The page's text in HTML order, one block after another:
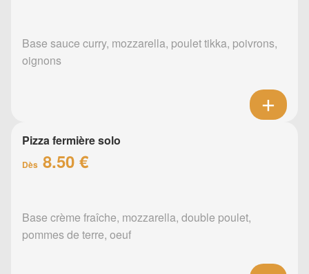
Base sauce curry, mozzarella, poulet tikka, poivrons,
oignons
Pizza fermière solo
Dès 8.50 €
Base crème fraîche, mozzarella, double poulet,
pommes de terre, oeuf